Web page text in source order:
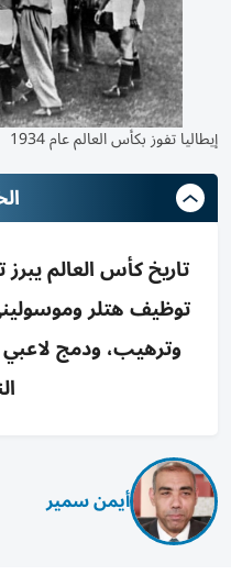
إيطاليا تفوز بكأس العالم عام 1934
تاريخ كأس العالم
توظيف هتلر
وترهيب، ودمج
أيمن سمير